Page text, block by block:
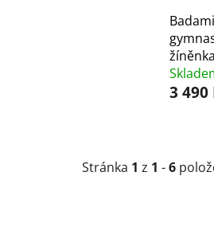
Badami
žíněnka
3 490
Stránka 1 z 1 -6